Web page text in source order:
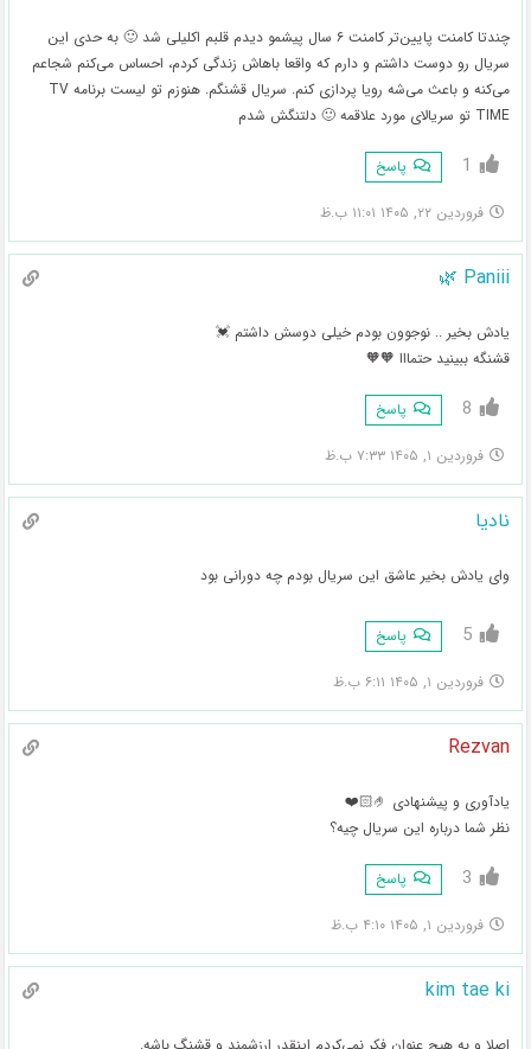
چندتا کامنت پایین‌تر کامنت ۶ سال پیشمو دیدم قلبم اکلیلی شد 🙂 به حدی این
سریال رو دوست داشتم و دارم که واقعا باهاش زندگی کردم، احساس می‌کنم شجاعم
می‌کنه و باعث می‌شه رویا پردازی کنم. سریال قشنگم. هنوزم تو لیست برنامه TV
TIME تو سریالای مورد علاقمه 🙂 دلتنگش شدم
1 پاسخ
فروردین ۲۲, ۱۴۰۵ ۱۱:۰۱ ب.ظ
Paniii 🌿
یادش بخیر .. نوجوون بودم خیلی دوسش داشتم 💓
قشنگه ببینید حتمااا 🧡🧡
8 پاسخ
فروردین ۱, ۱۴۰۵ ۷:۳۳ ب.ظ
نادیا
وای یادش بخیر عاشق این سریال بودم چه دورانی بود
5 پاسخ
فروردین ۱, ۱۴۰۵ ۶:۱۱ ب.ظ
Rezvan
یادآوری و پیشنهادی 🤌🏻❤️
نظر شما درباره این سریال چیه؟
3 پاسخ
فروردین ۱, ۱۴۰۵ ۴:۱۰ ب.ظ
kim tae ki